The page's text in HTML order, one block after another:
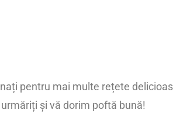
pentru mai multe rețete
și vă dorim poftă bună!